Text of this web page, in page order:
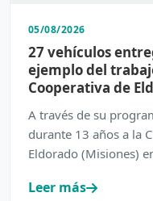
05/08/2026
27 vehículos
ejemplo del
Cooperativa de
A través de su
durante 13 años a la
Eldorado (Misiones)
Leer más